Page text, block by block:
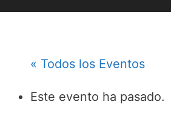
« Todos los Eventos
Este evento ha pasado.